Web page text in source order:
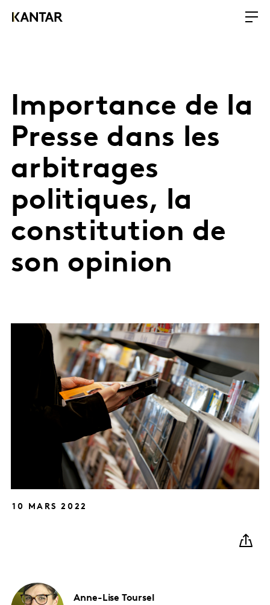
Importance de la
Presse dans les
arbitrages
politiques, la
constitution de
son opinion
10 MARS 2022
Anne-Lise Toursel